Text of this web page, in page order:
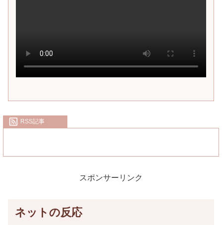
RSS記事
スポンサーリンク
ネットの反応